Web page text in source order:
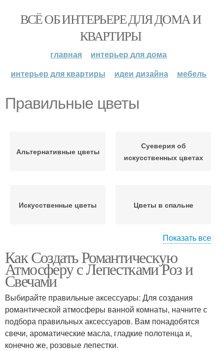
ВСЁ ОБ ИНТЕРЬЕРЕ ДЛЯ ДОМА И
КВАРТИРЫ
главная
интерьер для дома
интерьер для квартиры
идеи дизайна мебель
Правильные цветы
Альтернативные цветы
Суеверия об
искусственных цветах
Искусственные цветы Цветы в спальне
Цвета в интерьере Правильный выбор
Показать все
Как Создать Романтическую
Атмосферу с Лепестками Роз и
Свечами
Выбирайте правильные аксессуары: Для создания
романтической атмосферы ванной комнаты, начните с
подбора правильных аксессуаров. Вам понадобятся
свечи, ароматические масла, гладкие полотенца и,
конечно же, розовые лепестки.